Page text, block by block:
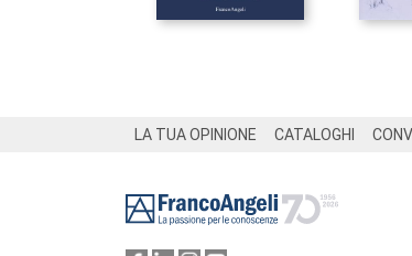
LA TUA OPINIONE CATALOGHI